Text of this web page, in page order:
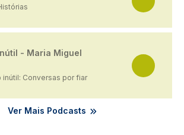
- Maria Miguel
inútil: Conversas por fiar
Ver Mais Podcasts